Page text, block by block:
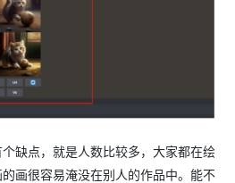
缺点，就是人数比较多，大家都在绘
画很容易淹没在别人的作品中。能不